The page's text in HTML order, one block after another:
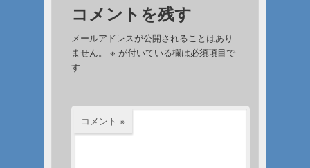
コメントを残す
メールアドレスが公開されることはあり
ません。
※ が付いている欄は必須項目で
す
コメント ※